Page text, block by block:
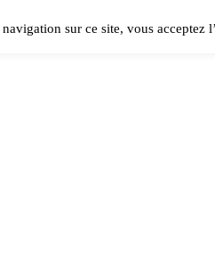
sur ce site, vous acceptez